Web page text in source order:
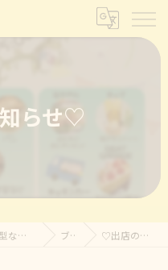
らせ♡
鹿児島県鹿児島市の就労継続支援B型なら就労継続支援B型事業所 なないろ ブログ ♡出店のお知らせ♡